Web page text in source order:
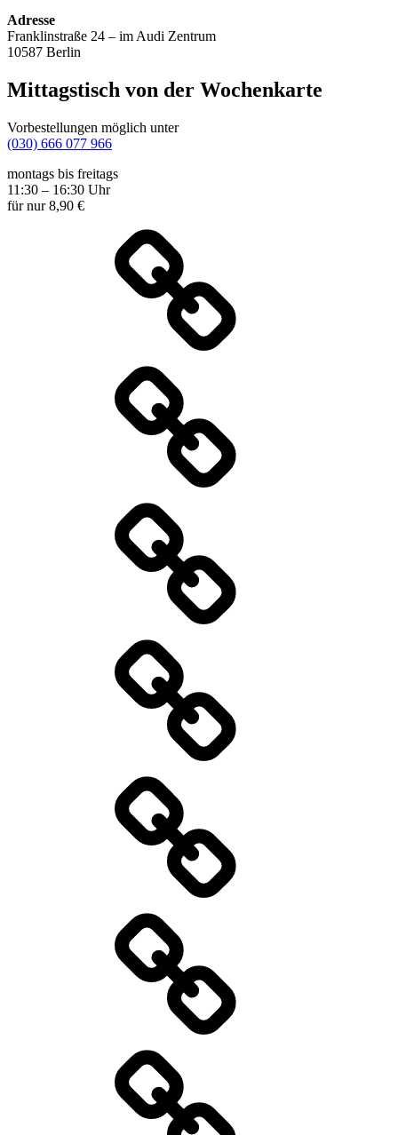
Adresse
Franklinstraße 24 – im Audi Zentrum
10587 Berlin
Mittagstisch von der Wochenkarte
Vorbestellungen möglich unter
(030) 666 077 966
montags bis freitags
11:30 – 16:30 Uhr
für nur 8,90 €